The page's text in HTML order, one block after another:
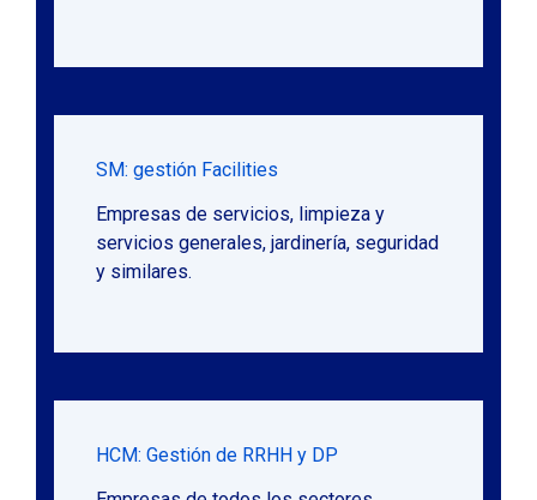
SM: gestión Facilities
Empresas de servicios, limpieza y
servicios generales, jardinería, seguridad
y similares.
HCM: Gestión de RRHH y DP